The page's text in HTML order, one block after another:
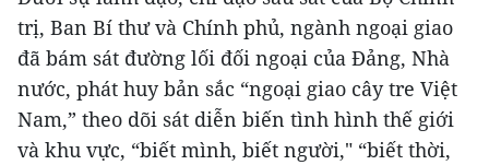
trị, Ban Bí thư và Chính phủ, ngành ngoại giao
đã bám sát đường lối đối ngoại của Đảng, Nhà
nước, phát huy bản sắc “ngoại giao cây tre Việt
Nam,” theo dõi sát diễn biến tình hình thế giới
và khu vực, “biết mình, biết người," “biết thời,